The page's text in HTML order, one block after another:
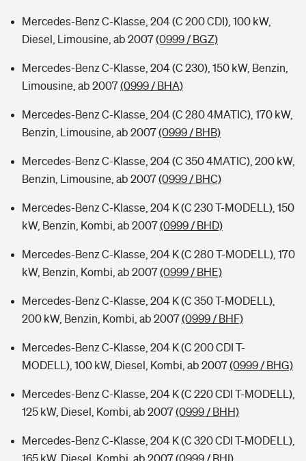
Mercedes-Benz C-Klasse, 204 (C 200 CDI), 100 kW,
Diesel, Limousine, ab 2007(0999 / BGZ)
Mercedes-Benz C-Klasse, 204 (C 230), 150 kW, Benzin,
Limousine, ab 2007(0999 / BHA)
Mercedes-Benz C-Klasse, 204 (C 280 4MATIC), 170 kW,
Benzin, Limousine, ab 2007(0999 / BHB)
Mercedes-Benz C-Klasse, 204 (C 350 4MATIC), 200 kW,
Benzin, Limousine, ab 2007(0999 / BHC)
Mercedes-Benz C-Klasse, 204 K (C 230 T-MODELL), 150
kW, Benzin, Kombi, ab 2007(0999 / BHD)
Mercedes-Benz C-Klasse, 204 K (C 280 T-MODELL), 170
kW, Benzin, Kombi, ab 2007(0999 / BHE)
Mercedes-Benz C-Klasse, 204 K (C 350 T-MODELL),
200 kW, Benzin, Kombi, ab 2007(0999 / BHF)
Mercedes-Benz C-Klasse, 204 K (C 200 CDI T-
MODELL), 100 kW, Diesel, Kombi, ab 2007(0999 / BHG)
Mercedes-Benz C-Klasse, 204 K (C 220 CDI T-MODELL),
125 kW, Diesel, Kombi, ab 2007(0999 / BHH)
Mercedes-Benz C-Klasse, 204 K (C 320 CDI T-MODELL),
165 kW, Diesel, Kombi, ab 2007(0999 / BHI)